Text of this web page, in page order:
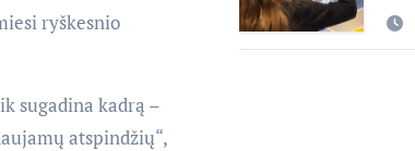
ryškesnio
sugadina kadrą –
atspindžių“,